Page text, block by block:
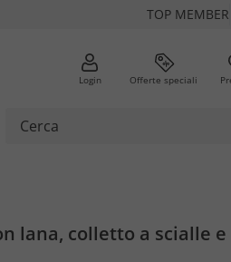
TOP MEMBER
Login Offerte speciali
lana, colletto a scialle